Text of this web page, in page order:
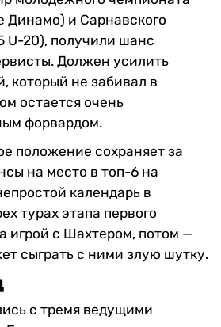
Динамо) и Сарнавского
U-20), получили шанс
Должен усилить
который не забивал в
остается очень
форвардом.
положение сохраняет за
на место в топ-6 на
календарь в
турах этапа первого
игрой с Шахтером, потом —
сыграть с ними злую шутку.
с тремя ведущими